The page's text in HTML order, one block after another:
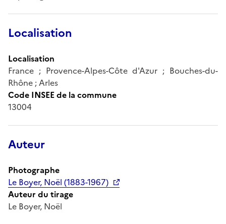
Localisation
Localisation
France ; Provence-Alpes-Côte d'Azur ; Bouches-du-
Rhône ; Arles
Code INSEE de la commune
13004
Auteur
Photographe
Le Boyer, Noël (1883-1967)
Auteur du tirage
Le Boyer, Noël